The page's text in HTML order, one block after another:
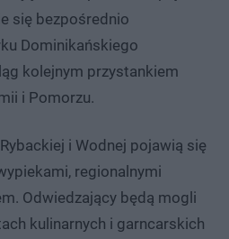
się bezpośrednio
Dominikańskiego
kolejnym przystankiem
i Pomorzu.
i Wodnej pojawią się
regionalnymi
Odwiedzający będą mogli
kulinarnych i garncarskich